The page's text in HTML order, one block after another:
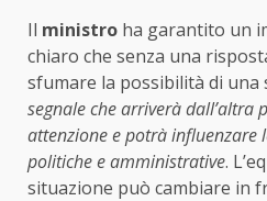
Il ministro ha garantito un
chiaro che senza una
sfumare la possibilità di una
segnale che arriverà dall’altra
attenzione e potrà influenzare
politiche e amministrative.
situazione può cambiare in